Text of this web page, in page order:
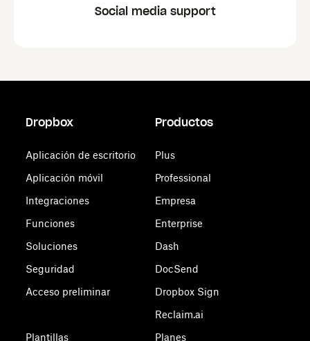
Social media support
Dropbox
Aplicación de escritorio
Aplicación móvil
Integraciones
Funciones
Soluciones
Seguridad
Acceso preliminar
Plantillas
Productos
Plus
Professional
Empresa
Enterprise
Dash
DocSend
Dropbox Sign
Reclaim.ai
Planes